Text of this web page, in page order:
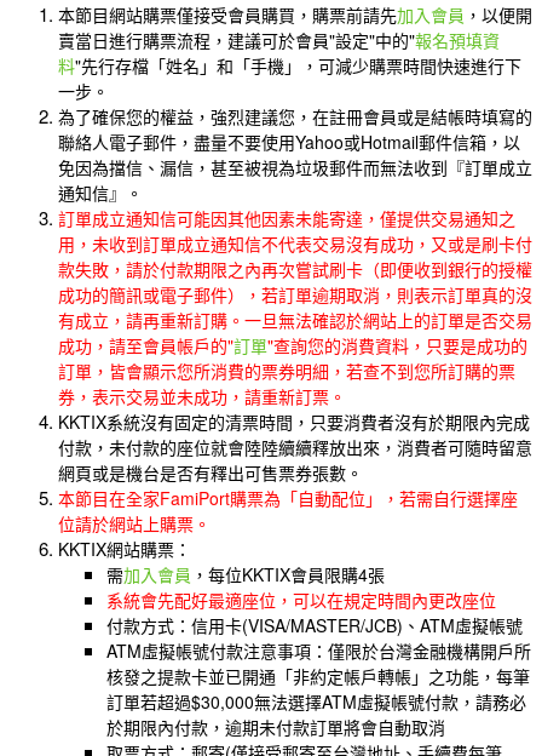
本節目網站購票僅接受會員購買，購票前請先加入會員 ，以便開
賣當日進行購票流程，建議可於會員"設定"中的"報名預填資
料"先行存檔「姓名」和「手機」，可減少購票時間快速進行下
一步。
為了確保您的權益，強烈建議您，在註冊會員或是結帳時填寫的
聯絡人電子郵件，盡量不要使用Yahoo或Hotmail郵件信箱，以
免因為擋信、漏信，甚至被視為垃圾郵件而無法收到『訂單成立
通知信』。
訂單成立通知信可能因其他因素未能寄達，僅提供交易通知之
用，未收到訂單成立通知信不代表交易沒有成功，又或是刷卡付
款失敗，請於付款期限之內再次嘗試刷卡（即便收到銀行的授權
成功的簡訊或電子郵件），若訂單逾期取消，則表示訂單真的沒
有成立，請再重新訂購。一旦無法確認於網站上的訂單是否交易
成功，請至會員帳戶的"訂單"查詢您的消費資料，只要是成功的
訂單，皆會顯示您所消費的票券明細，若查不到您所訂購的票
券，表示交易並未成功，請重新訂票。
KKTIX系統沒有固定的清票時間，只要消費者沒有於期限內完成
付款，未付款的座位就會陸陸續續釋放出來，消費者可隨時留意
網頁或是機台是否有釋出可售票券張數。
本節目在全家FamiPort購票為「自動配位」，若需自行選擇座
位請於網站上購票。
KKTIX網站購票：
需加入會員 ，每位KKTIX會員限購4張
系統會先配好最適座位，可以在規定時間內更改座位
付款方式：信用卡(VISA/MASTER/JCB)、ATM虛擬帳號
ATM虛擬帳號付款注意事項：僅限於台灣金融機構開戶所
核發之提款卡並已開通「非約定帳戶轉帳」之功能，每筆
訂單若超過$30,000無法選擇ATM虛擬帳號付款，請務必
於期限內付款，逾期未付款訂單將會自動取消